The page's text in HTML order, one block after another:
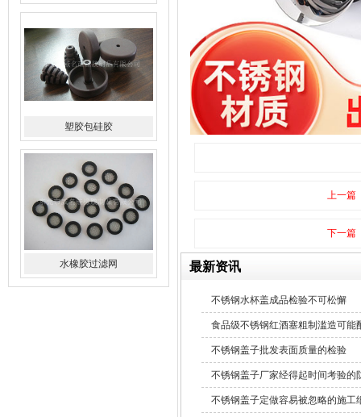
塑胶包硅胶
水橡胶过滤网
上一篇
下一篇
最新资讯
不锈钢水杯盖成品检验不可松懈
食品级不锈钢红酒塞粗制滥造可能
不锈钢盖子批发表面质量的检验
不锈钢盖子厂家经得起时间考验的
不锈钢盖子定做容易被忽略的施工